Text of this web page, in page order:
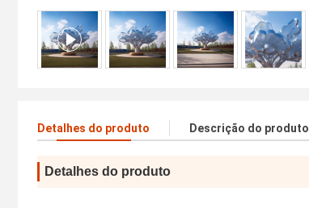
Detalhes do produto Descrição do produto
Detalhes do produto